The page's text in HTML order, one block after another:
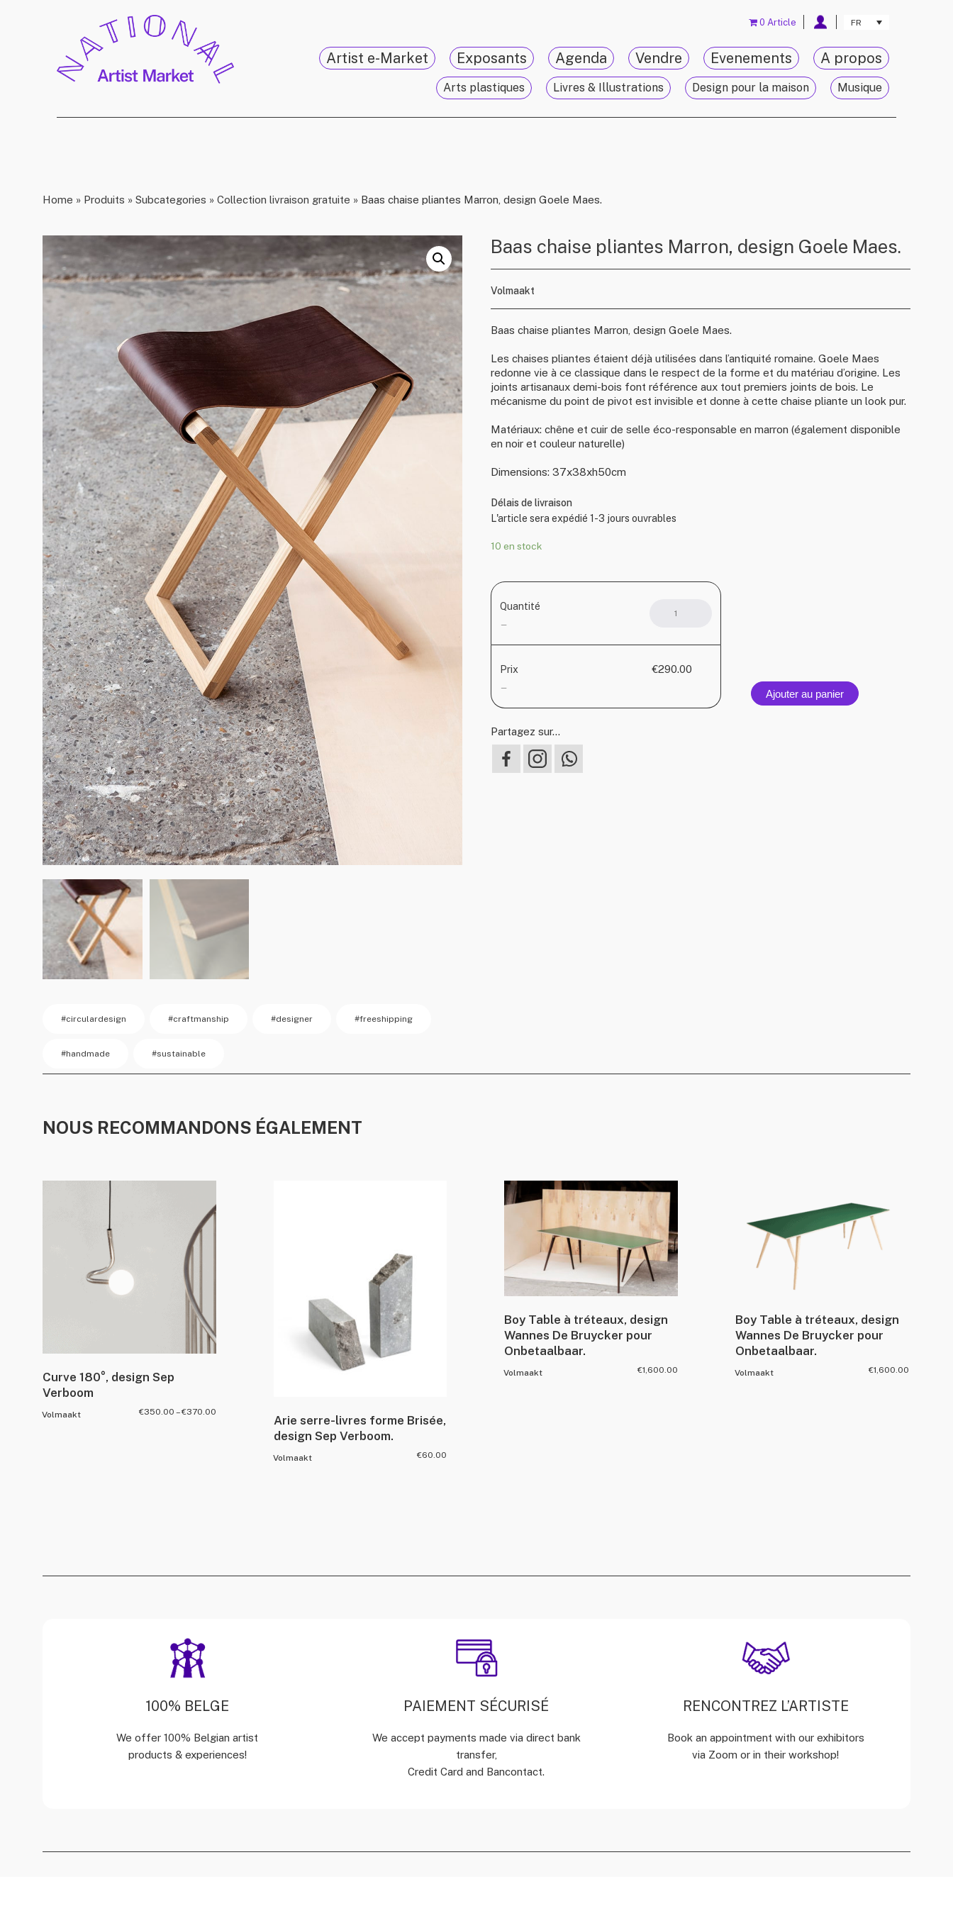
FR
0 Article
A propos
Evenements
Vendre
Agenda
Exposants
Artist e-Market
Arts plastiques Livres & Illustrations Design pour la maison Musique
Home » Produits » Subcategories » Collection livraison gratuite » Baas chaise pliantes Marron, design Goele Maes.
#circulardesign #craftmanship #designer #freeshipping
#handmade #sustainable
Baas chaise pliantes Marron, design Goele Maes.
Volmaakt
Baas chaise pliantes Marron, design Goele Maes.
Les chaises pliantes étaient déjà utilisées dans l’antiquité romaine. Goele Maes
redonne vie à ce classique dans le respect de la forme et du matériau d’origine. Les
joints artisanaux demi-bois font référence aux tout premiers joints de bois. Le
mécanisme du point de pivot est invisible et donne à cette chaise pliante un look pur.
Matériaux: chêne et cuir de selle éco-responsable en marron (également disponible
en noir et couleur naturelle)
Dimensions: 37x38xh50cm
Délais de livraison
L'article sera expédié 1-3 jours ouvrables
10 en stock
Quantité
—
chaise
Goele
Prix
—
€290.00
Ajouter au panier
Partagez sur...
NOUS RECOMMANDONS ÉGALEMENT
Curve 180°, design Sep
Verboom
Volmaakt €350.00 –€370.00
Arie serre-livres forme Brisée,
design Sep Verboom.
Volmaakt €60.00
Boy Table à tréteaux, design
Wannes De Bruycker pour
Onbetaalbaar.
Volmaakt €1,600.00
Boy Table à tréteaux, design
Wannes De Bruycker pour
Onbetaalbaar.
Volmaakt €1,600.00
100% BELGE
We offer 100% Belgian artist
products & experiences!
PAIEMENT SÉCURISÉ
We accept payments made via direct bank
transfer,
Credit Card and Bancontact.
RENCONTREZ L’ARTISTE
Book an appointment with our exhibitors
via Zoom or in their workshop!